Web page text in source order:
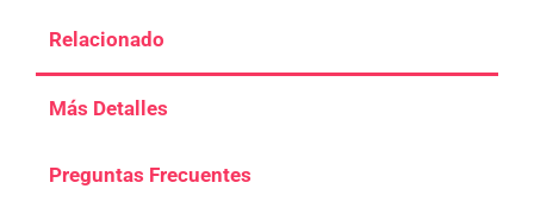
Relacionado
Más Detalles
Preguntas Frecuentes